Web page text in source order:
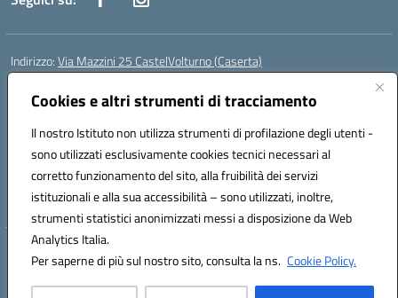
Cookies e altri strumenti di tracciamento
Il nostro Istituto non utilizza strumenti di profilazione degli utenti -
sono utilizzati esclusivamente cookies tecnici necessari al
corretto funzionamento del sito, alla fruibilità dei servizi
istituzionali e alla sua accessibilità – sono utilizzati, inoltre,
strumenti statistici anonimizzati messi a disposizione da Web
Analytics Italia.
Per saperne di più sul nostro sito, consulta la ns. Cookie Policy.
Indirizzo:Via Mazzini 25 CastelVolturno (Caserta)
Centralino:
Posta elettronica certificata (PEC):ceis014005@pec.istruzione.it
Codice fiscale: 93063510619
Codice meccanografico:CEIS014005
Codice Indice delle Pubbliche Amministrazioni (IPA): istsc_ceis014005
Codice unico di fatturazione (CUF): UOU8EW
Hosting & Powered by 3D Solution S.r.l.
Concept & Design by Designers Italia